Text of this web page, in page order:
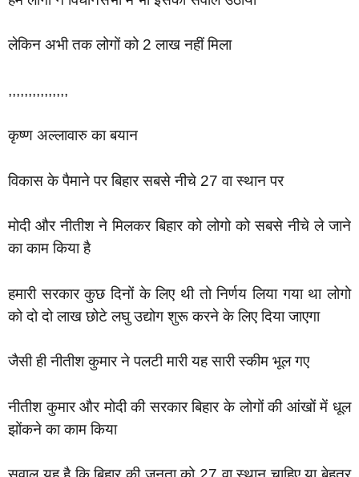
लेकिन अभी तक लोगों को 2 लाख नहीं मिला
,,,,,,,,,,,,,,,
कृष्ण अल्लावारु का बयान
विकास के पैमाने पर बिहार सबसे नीचे 27 वा स्थान पर
मोदी और नीतीश ने मिलकर बिहार को लोगो को सबसे नीचे ले जाने
का काम किया है
हमारी सरकार कुछ दिनों के लिए थी तो निर्णय लिया गया था लोगो
को दो दो लाख छोटे लघु उद्योग शुरू करने के लिए दिया जाएगा
जैसी ही नीतीश कुमार ने पलटी मारी यह सारी स्कीम भूल गए
नीतीश कुमार और मोदी की सरकार बिहार के लोगों की आंखों में धूल
झोंकने का काम किया